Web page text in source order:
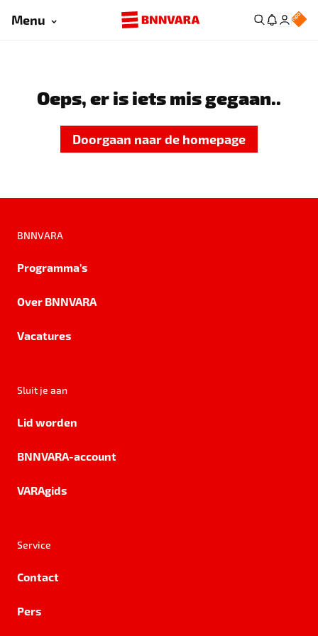
Menu
Oeps, er is iets mis gegaan..
Doorgaan naar de homepage
BNNVARA
Programma's
Over BNNVARA
Vacatures
Sluit je aan
Lid worden
BNNVARA-account
VARAgids
Service
Contact
Pers